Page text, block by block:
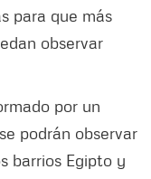
para que más
observar
por un
podrán observar
barrios Egipto y